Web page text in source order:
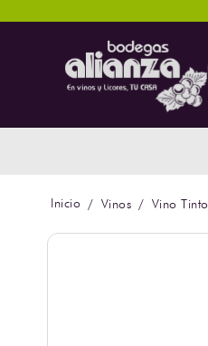
Vinos Vino Tinto